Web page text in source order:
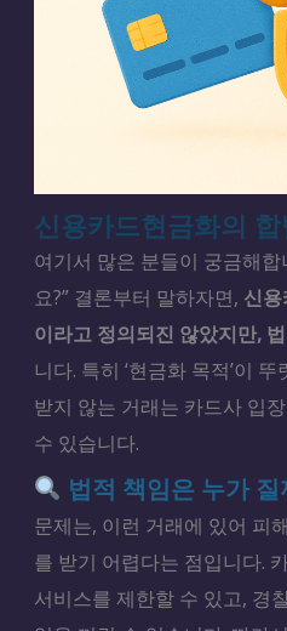
신용카드현금화의
여기서 많은 분들이 궁금해
요?” 결론부터 말하자면, 신
이라고 정의되진 않았지만,
니다. 특히 ‘현금화 목적’이
받지 않는 거래는 카드사 입
수 있습니다.
법적 책임은 누가 질
문제는, 이런 거래에 있어 피
를 받기 어렵다는 점입니다.
서비스를 제한할 수 있고, 경